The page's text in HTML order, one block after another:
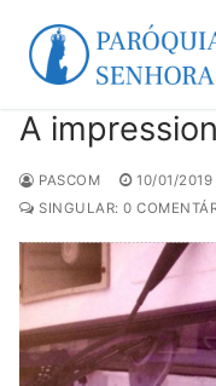
para
A
PASCOM 10/01/2019
SINGULAR: 0